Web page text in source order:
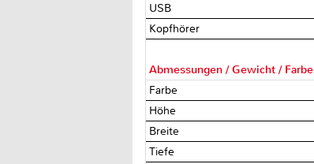
USB
Kopfhörer
Abmessungen / Gewicht / Farbe
Farbe
Höhe
Breite
Tiefe